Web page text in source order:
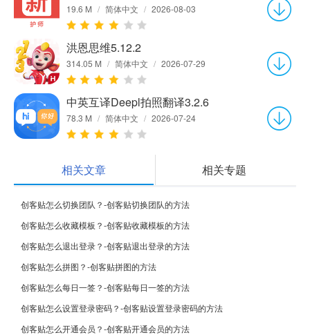
19.6 M / 简体中文 / 2026-08-03
洪恩思维5.12.2
314.05 M / 简体中文 / 2026-07-29
中英互译Deepl拍照翻译3.2.6
78.3 M / 简体中文 / 2026-07-24
相关文章 相关专题
创客贴怎么切换团队？-创客贴切换团队的方法
创客贴怎么收藏模板？-创客贴收藏模板的方法
创客贴怎么退出登录？-创客贴退出登录的方法
创客贴怎么拼图？-创客贴拼图的方法
创客贴怎么每日一签？-创客贴每日一签的方法
创客贴怎么设置登录密码？-创客贴设置登录密码的方法
创客贴怎么开通会员？-创客贴开通会员的方法